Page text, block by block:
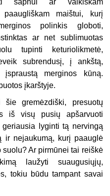
sapnui ar vaikiškam
maištui, kurį
polinkis globoti,
ar net sublimuotas
tupinti keturiolikmetė,
subrendusį, į ankštą,
įspraustą merginos kūną.
įkarštyje.
gremėzdiški, presuotų
iš visų pusių apšarvuoti
lyginti tą nervingą
ir nejaukumą, kurį paauglė
Ar pirmūnei tai reiškė
laužyti suaugusiųjų,
tokiu būdu tampant savai